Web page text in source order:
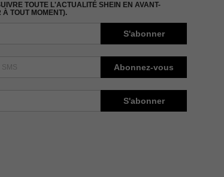
TOUTE L'ACTUALITÉ SHEIN EN AVANT-
TOUT MOMENT).
S'abonner
Abonnez-vous
S'abonner